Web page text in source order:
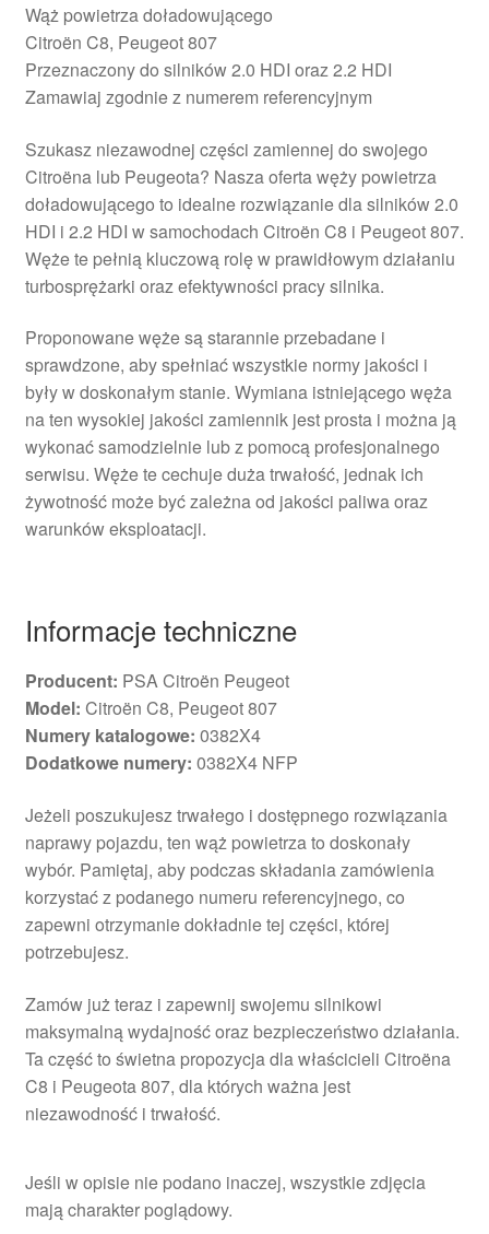
Wąż powietrza doładowującego
Citroën C8, Peugeot 807
Przeznaczony do silników 2.0 HDI oraz 2.2 HDI
Zamawiaj zgodnie z numerem referencyjnym
Szukasz niezawodnej części zamiennej do swojego
Citroëna lub Peugeota? Nasza oferta węży powietrza
doładowującego to idealne rozwiązanie dla silników 2.0
HDI i 2.2 HDI w samochodach Citroën C8 i Peugeot 807.
Węże te pełnią kluczową rolę w prawidłowym działaniu
turbosprężarki oraz efektywności pracy silnika.
Proponowane węże są starannie przebadane i
sprawdzone, aby spełniać wszystkie normy jakości i
były w doskonałym stanie. Wymiana istniejącego węża
na ten wysokiej jakości zamiennik jest prosta i można ją
wykonać samodzielnie lub z pomocą profesjonalnego
serwisu. Węże te cechuje duża trwałość, jednak ich
żywotność może być zależna od jakości paliwa oraz
warunków eksploatacji.
Informacje techniczne
Producent: PSA Citroën Peugeot
Model: Citroën C8, Peugeot 807
Numery katalogowe: 0382X4
Dodatkowe numery: 0382X4 NFP
Jeżeli poszukujesz trwałego i dostępnego rozwiązania
naprawy pojazdu, ten wąż powietrza to doskonały
wybór. Pamiętaj, aby podczas składania zamówienia
korzystać z podanego numeru referencyjnego, co
zapewni otrzymanie dokładnie tej części, której
potrzebujesz.
Zamów już teraz i zapewnij swojemu silnikowi
maksymalną wydajność oraz bezpieczeństwo działania.
Ta część to świetna propozycja dla właścicieli Citroëna
C8 i Peugeota 807, dla których ważna jest
niezawodność i trwałość.
Jeśli w opisie nie podano inaczej, wszystkie zdjęcia
mają charakter poglądowy.